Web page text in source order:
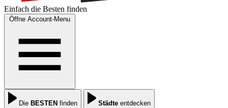
Einfach die Besten finden
Öffne Account-Menu
Die BESTEN finden Städte entdecken